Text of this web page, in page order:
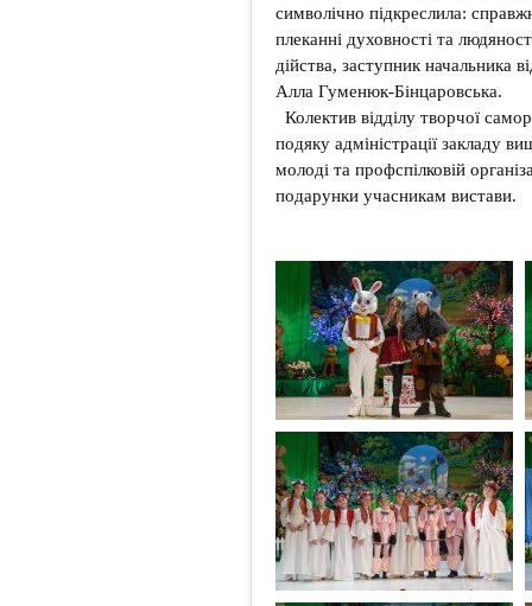
символічно підкреслила:
плеканні духовності та
дійства, заступник начальника
Алла Гуменюк-Бінцаровська.
Колектив відділу творчої
подяку адміністрації закладу
молоді та профспілковій
подарунки учасникам вистави.